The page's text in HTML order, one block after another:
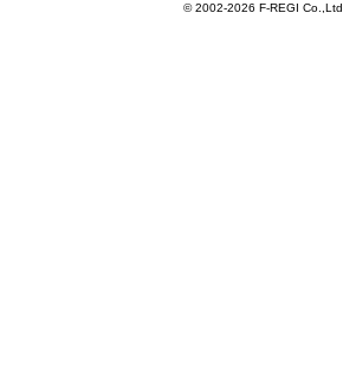
© 2002-2026 F-REGI Co.,Ltd.